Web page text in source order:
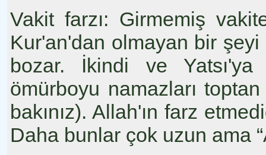
Vakit farzı: Girmemiş
Kur'an'dan olmayan bir
bozar. İkindi ve
ömürboyu namazları
bakınız). Allah'ın farz
Daha bunlar çok uzun ama